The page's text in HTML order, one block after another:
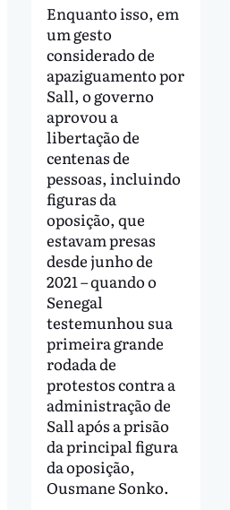
Enquanto isso, em
um gesto
considerado de
apaziguamento por
Sall, o governo
aprovou a
libertação de
centenas de
pessoas, incluindo
figuras da
oposição, que
estavam presas
desde junho de
2021 – quando o
Senegal
testemunhou sua
primeira grande
rodada de
protestos contra a
administração de
Sall após a prisão
da principal figura
da oposição,
Ousmane Sonko.